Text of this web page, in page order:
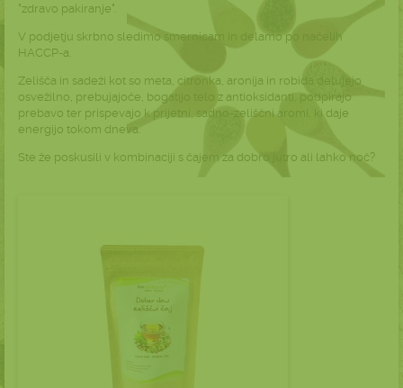
"zdravo pakiranje".
V podjetju skrbno sledimo smernicam in delamo po načelih
HACCP-a.
Zelišča in sadeži kot so meta, citronka, aronija in robida delujejo
osvežilno, prebujajoče, bogatijo telo z antioksidanti, podpirajo
prebavo ter prispevajo k prijetni, sadno-zeliščni aromi, ki daje
energijo tokom dneva.
Ste že poskusili v kombinaciji s čajem za dobro jutro ali lahko noč?